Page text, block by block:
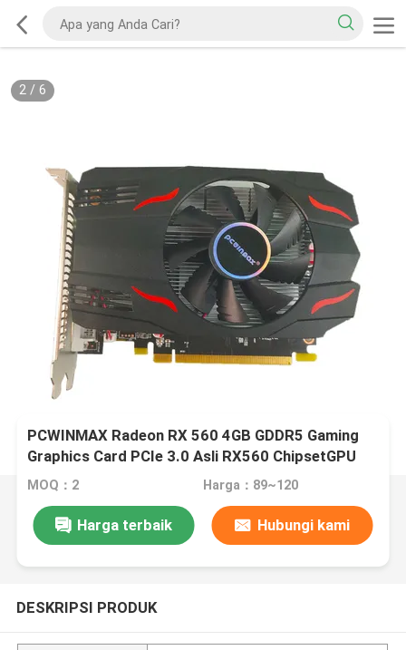
2/ 6
PCWINMAX Radeon RX 560 4GB GDDR5 Gaming
Graphics Card PCIe 3.0 Asli RX560 ChipsetGPU
MOQ：2 Harga：89~120
Harga terbaik Hubungi kami
DESKRIPSI PRODUK